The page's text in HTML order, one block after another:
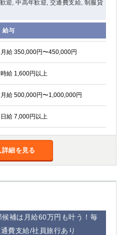
迎, 中高年歓迎, 交通費支給, 制服貸
給与
月給 350,000円〜450,000円
時給 1,600円以上
月給 500,000円〜1,000,000円
日給 7,000円以上
詳細を見る
補は月給60万円も叶う！毎
費支給/社員旅行あり
金町（北口）
①歌舞伎町 ②新宿 ③新宿三丁目 ④西
部新宿 ③東新宿
①歌舞伎町 ②新宿
錦糸町(南口)
橋 ③大山 ②池袋
大井町
下赤塚
三鷹
水道橋
浅草
幡ヶ谷
小岩
久米川